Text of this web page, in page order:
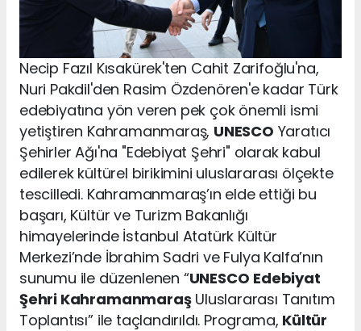
Necip Fazıl Kısakürek'ten Cahit Zarifoğlu'na,
Nuri Pakdil'den Rasim Özdenören'e kadar Türk
edebiyatına yön veren pek çok önemli ismi
yetiştiren Kahramanmaraş, UNESCO Yaratıcı
Şehirler Ağı'na "Edebiyat Şehri" olarak kabul
edilerek kültürel birikimini uluslararası ölçekte
tescilledi. Kahramanmaraş’ın elde ettiği bu
başarı, Kültür ve Turizm Bakanlığı
himayelerinde İstanbul Atatürk Kültür
Merkezi’nde İbrahim Sadri ve Fulya Kalfa’nın
sunumu ile düzenlenen “UNESCO Edebiyat
Şehri KahramanmaraşUluslararası Tanıtım
Toplantısı” ile taçlandırıldı. Programa, Kültür